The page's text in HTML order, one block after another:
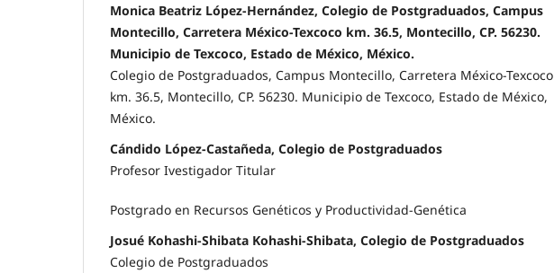
Monica Beatriz López-Hernández, Colegio de Postgraduados, Campus
Montecillo, Carretera México-Texcoco km. 36.5, Montecillo, CP. 56230.
Municipio de Texcoco, Estado de México, México.
Colegio de Postgraduados, Campus Montecillo, Carretera México-Texcoco
km. 36.5, Montecillo, CP. 56230. Municipio de Texcoco, Estado de México,
México.
Cándido López-Castañeda, Colegio de Postgraduados
Profesor Ivestigador Titular
Postgrado en Recursos Genéticos y Productividad-Genética
Josué Kohashi-Shibata Kohashi-Shibata, Colegio de Postgraduados
Colegio de Postgraduados